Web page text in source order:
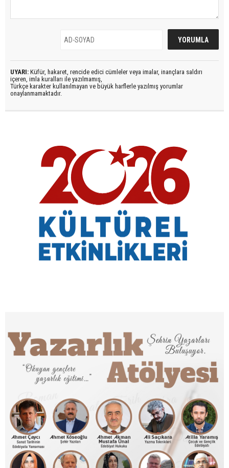
UYARI: Küfür, hakaret, rencide edici cümleler veya imalar, inançlara saldırı
içeren, imla kuralları ile yazılmamış,
Türkçe karakter kullanılmayan ve büyük harflerle yazılmış yorumlar
onaylanmamaktadır.